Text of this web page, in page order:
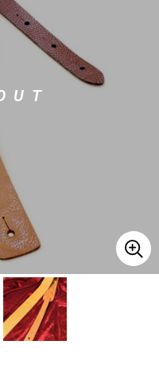
パーカッション
エフェクター
DTM